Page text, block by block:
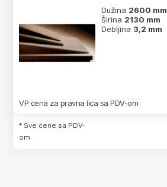
Dužina 2600 mm
Širina 2130 mm
Debljina 3,2 mm
VP cena za pravna lica sa PDV-om
* Sve cene sa PDV-
om